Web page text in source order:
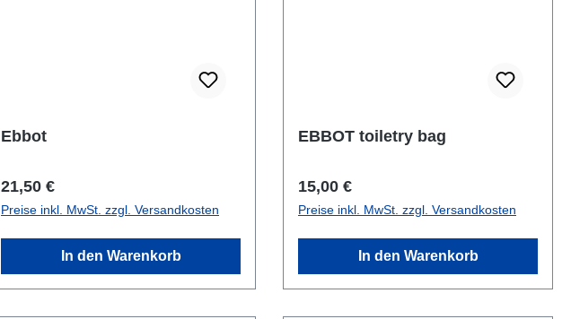
Ebbot
Regulärer Preis:
21,50 €
Preise inkl. MwSt. zzgl. Versandkosten
In den Warenkorb
EBBOT toiletry bag
Regulärer Preis:
15,00 €
Preise inkl. MwSt. zzgl. Versandkosten
In den Warenkorb